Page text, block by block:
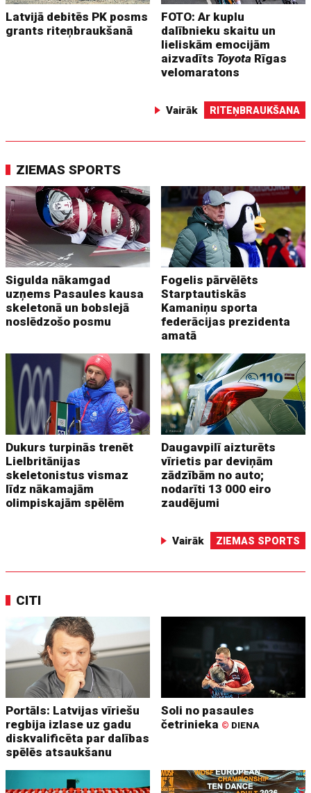
Latvijā debitēs PK posms
grants riteņbraukšanā
FOTO: Ar kuplu
dalībnieku skaitu un
lieliskām emocijām
aizvadīts Toyota Rīgas
velomaratons
Vairāk RITEŅBRAUKŠANA
ZIEMAS SPORTS
Sigulda nākamgad
uzņems Pasaules kausa
skeletonā un bobslejā
noslēdzošo posmu
Fogelis pārvēlēts
Starptautiskās
Kamaniņu sporta
federācijas prezidenta
amatā
Dukurs turpinās trenēt
Lielbritānijas
skeletonistus vismaz
līdz nākamajām
olimpiskajām spēlēm
Daugavpilī aizturēts
vīrietis par deviņām
zādzībām no auto;
nodarīti 13 000 eiro
zaudējumi
Vairāk ZIEMAS SPORTS
CITI
Portāls: Latvijas vīriešu
regbija izlase uz gadu
diskvalificēta par dalības
spēlēs atsaukšanu
Soli no pasaules
četrinieka © DIENA